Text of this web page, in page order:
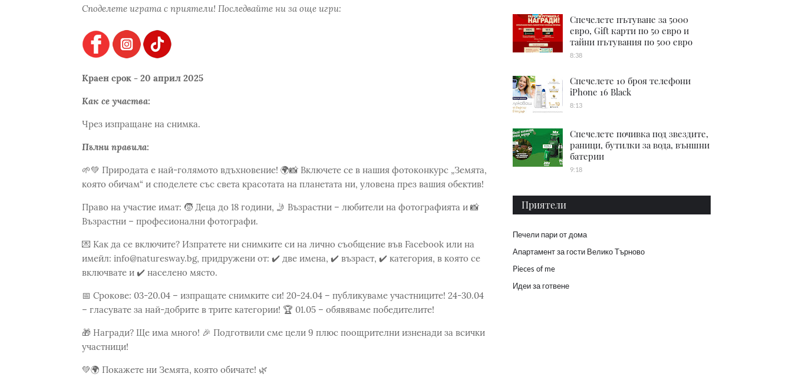
Споделете играта с приятели! Последвайте ни за още игри:
Краен срок - 20 април 2025
Как се участва:
Чрез изпращане на снимка.
Пълни правила:
🌱💚 Природата е най-голямото вдъхновение! 🌍📸 Включете се в нашия фотоконкурс „Земята,
която обичам“ и споделете със света красотата на планетата ни, уловена през вашия обектив!
Право на участие имат: 🧒 Деца до 18 години, 🤳 Възрастни – любители на фотографията и 📸
Възрастни – професионални фотографи.
💌 Как да се включите? Изпратете ни снимките си на лично съобщение във Facebook или на
имейл: info@naturesway.bg, придружени от: ✔️ две имена, ✔️ възраст, ✔️ категория, в която се
включвате и ✔️ населено място.
📅 Срокове: 03-20.04 – изпращате снимките си! 20-24.04 – публикуваме участниците! 24-30.04
– гласувате за най-добрите в трите категории! 🏆 01.05 – обявяваме победителите!
🎁 Награди? Ще има много! 🎉 Подготвили сме цели 9 плюс поощрителни изненади за всички
участници!
💚🌍 Покажете ни Земята, която обичате! 🌿
Спечелете пътуване за 5000
евро, Gift карти по 50 евро и
тайни пътувания по 500 евро
8:38
Спечелете 10 броя телефони
iPhone 16 Black
8:13
Спечелете почивка под звездите,
раници, бутилки за вода, външни
батерии
9:18
Приятели
Печели пари от дома
Апартамент за гости Велико Търново
Pieces of me
Идеи за готвене